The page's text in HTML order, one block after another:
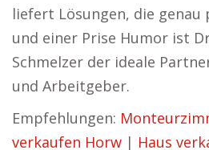
liefert Lösungen, die genau
und einer Prise Humor ist
Schmelzer der ideale
und Arbeitgeber.
Empfehlungen:
verkaufen Horw | Haus